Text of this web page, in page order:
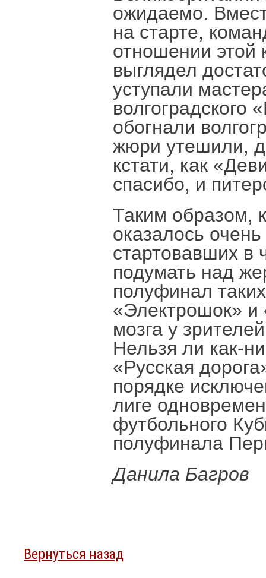
ожидаемо.
на старте,
отношении
выглядел
уступали
обогнали
жюри утешили,
кстати, как
спасибо, и
Таким образом,
оказалось
стартовавших в
подумать над
полуфинал
«Электрошок» и
мозга у
Нельзя ли как-
«Русская
порядке
лиге
футбольного
полуфинала
Данила Багров
Вернуться назад